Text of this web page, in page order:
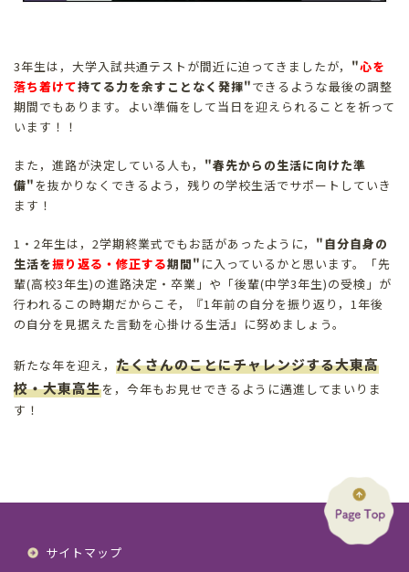
3年生は，大学入試共通テストが間近に迫ってきましたが， "心を
落ち着けて持てる力を余すことなく発揮"できるような最後の調整
期間でもあります。よい準備をして当日を迎えられることを祈って
います！！
また，進路が決定している人も， "春先からの生活に向けた準
備" を抜かりなくできるよう，残りの学校生活でサポートしていき
ます！
1・2年生は，2学期終業式でもお話があったように， "自分自身の
生活を振り返る・修正する期間" に入っているかと思います。「先
輩(高校3年生)の進路決定・卒業」や「後輩(中学3年生)の受検」が
行われるこの時期だからこそ，『1年前の自分を振り返り，1年後
の自分を見据えた言動を心掛ける生活』に努めましょう。
新たな年を迎え， たくさんのことにチャレンジする大東高
校・大東高生を，今年もお見せできるように邁進してまいりま
す！
サイトマップ